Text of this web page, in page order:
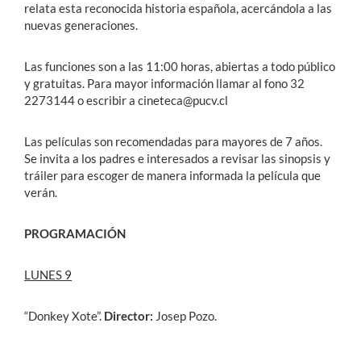
relata esta reconocida historia española, acercándola a las
nuevas generaciones.
Las funciones son a las 11:00 horas, abiertas a todo público
y gratuitas. Para mayor información llamar al fono 32
2273144 o escribir a cineteca@pucv.cl
Las películas son recomendadas para mayores de 7 años.
Se invita a los padres e interesados a revisar las sinopsis y
tráiler para escoger de manera informada la película que
verán.
PROGRAMACIÓN
LUNES 9
“Donkey Xote”. Director: Josep Pozo.